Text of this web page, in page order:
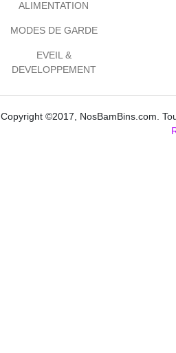
ALIMENTATION
MODES DE GARDE
EVEIL &
DEVELOPPEMENT
Copyright ©2017, NosBamBins.com.